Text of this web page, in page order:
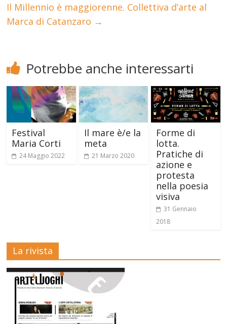
Il Millennio è maggiorenne. Collettiva d’arte al
Marca di Catanzaro →
Potrebbe anche interessarti
Festival
Maria Corti
24 Maggio 2022
Il mare è/e la
meta
21 Marzo 2020
Forme di
lotta.
Pratiche di
azione e
protesta
nella poesia
visiva
31 Gennaio
2018
La rivista